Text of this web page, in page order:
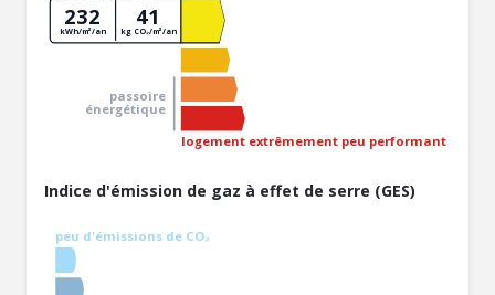
logement extrêmement peu performant
passoire
énergétique
232
kWh/m²/an
41
kg CO₂/m²/an
Indice d'émission de gaz à effet de serre (GES)
peu d'émissions de CO₂